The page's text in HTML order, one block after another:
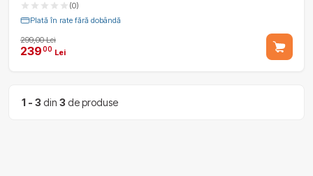
(0)
Plată în rate fără dobândă
299,00 Lei
23900 Lei
1 - 3 din 3 de produse